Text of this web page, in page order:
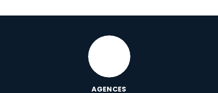
AGENCES